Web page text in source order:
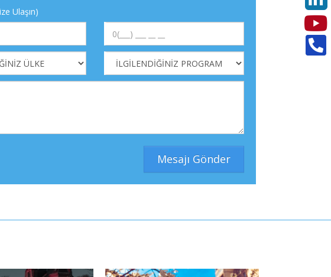
Ulaşın)